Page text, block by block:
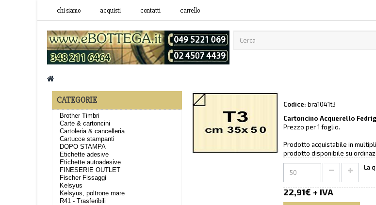
chi siamo acquisti contatti carrello
CATEGORIE
Brother Timbri
Carte & cartoncini
Cartoleria & cancelleria
Cartucce stampanti
DOPO STAMPA
Etichette adesive
Etichette autoadesive
FINESERIE OUTLET
Fischer Fissaggi
Kelsyus
Kelsyus, poltrone mare
R41 - Trasferibili
Codice: bra1041t3
Cartoncino Acquerello
Prezzo per 1 foglio.
Prodotto acquistabile in
prodotto disponibile su
La
22,91€ + IVA